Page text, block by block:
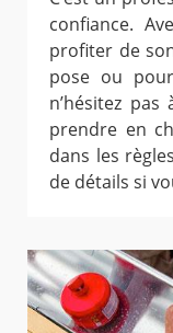
confiance.
profiter de
pose ou
n’hésitez
prendre en
dans les
de détails si